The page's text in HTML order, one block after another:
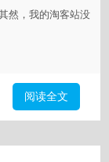
然，我的淘客站没
阅读全文